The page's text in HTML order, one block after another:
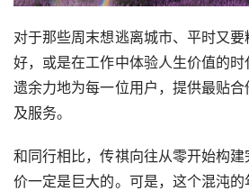
对于那些周末想逃离城市、平时又
好，或是在工作中体验人生价值的
遗余力地为每一位用户，提供最贴
及服务。
和同行相比，传祺向往从零开始构
价一定是巨大的。可是，这个混沌